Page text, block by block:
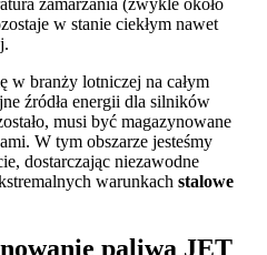
zamarzania (zwykle około
w stanie ciekłym nawet
w branży lotniczej na całym
źródła energii dla silników
musi być magazynowane
W tym obszarze jesteśmy
dostarczając niezawodne
warunkach stalowe
paliwa JET